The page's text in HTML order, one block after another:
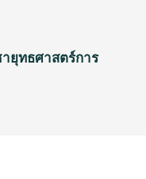
ยุทธศาสตร์การ